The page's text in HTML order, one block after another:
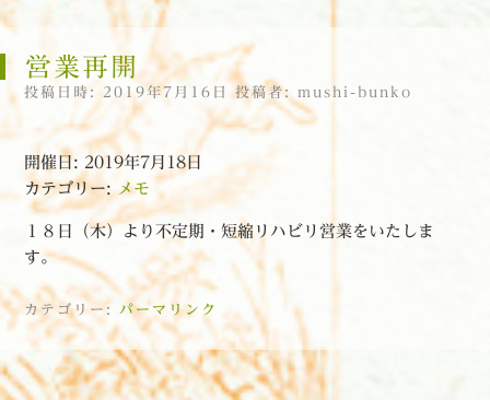
営業再開
投稿日時: 2019年7月16日 投稿者: mushi-bunko
開催日: 2019年7月18日
カテゴリー: メモ
１８日（木）より不定期・短縮リハビリ営業をいたしま
す。
カテゴリー: パーマリンク
投稿ナビゲーション